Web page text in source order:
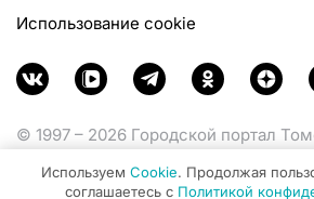
Использование cookie
© 1997 – 2026 Городской портал
Министерства цифрового развития,
Используем Cookie. Продолжая
соглашаетесь с Политикой